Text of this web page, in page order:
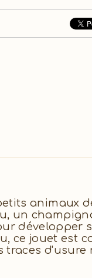
animaux
un
développer
ce jouet est
traces